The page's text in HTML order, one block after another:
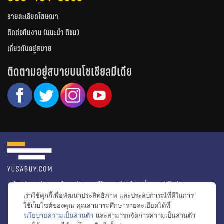
รายละเอียดโฆษณา
ติดต่อทีมงาน (แนะนำ ติชม)
เกี่ยวกับอยู่สบาย
ติดตามอยู่สบายบนโซเชียลมีเดีย
หน้าหลัก รีวิวคอนโด รีวิวทาวน์โฮม รีวิวบ้านเดี่ยว
วีดีโอรีวิว
ไอเดียแต่งบ้าน
ข่าวอสังหาริมทรัพย์
โปรโมชั่นบ้านและคอนโด
โครงการน่าสนใจ
เราใช้คุกกี้เพื่อพัฒนาประสิทธิภาพ และประสบการณ์ที่ดีในการ
ใช้เว็บไซต์ของคุณ คุณสามารถศึกษารายละเอียดได้ที่
นโยบายความเป็นส่วนตัว และสามารถจัดการความเป็นส่วนตัว